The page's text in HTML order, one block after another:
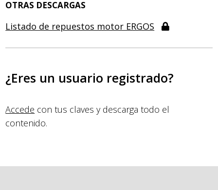
OTRAS DESCARGAS
Listado de repuestos motor ERGOS
¿Eres un usuario registrado?
Accede con tus claves y descarga todo el
contenido.